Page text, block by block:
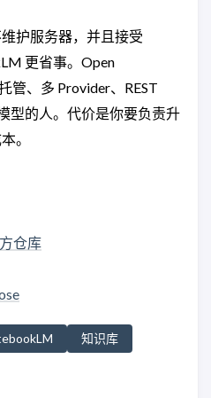
护服务器，并且接受
更省事。Open
管、多 Provider、REST
型的人。代价是你要负责升
。
仓库
知识库